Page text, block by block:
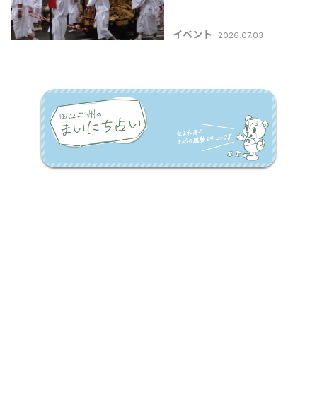
り･花火大会特集
イベント 2026.07.03